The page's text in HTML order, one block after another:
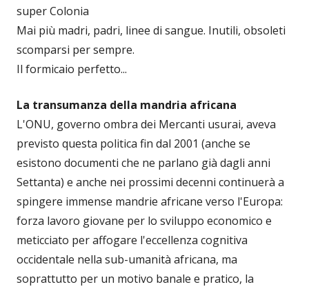
super Colonia
Mai più madri, padri, linee di sangue. Inutili, obsoleti
scomparsi per sempre.
Il formicaio perfetto...
La transumanza della mandria africana
L'ONU, governo ombra dei Mercanti usurai, aveva
previsto questa politica fin dal 2001 (anche se
esistono documenti che ne parlano già dagli anni
Settanta) e anche nei prossimi decenni continuerà a
spingere immense mandrie africane verso l'Europa:
forza lavoro giovane per lo sviluppo economico e
meticciato per affogare l'eccellenza cognitiva
occidentale nella sub-umanità africana, ma
soprattutto per un motivo banale e pratico, la